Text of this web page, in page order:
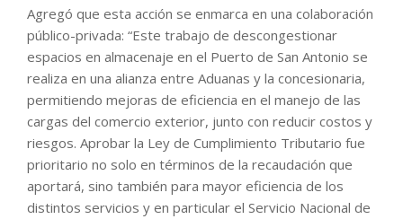
Agregó que esta acción se enmarca en una colaboración
público-privada: “Este trabajo de descongestionar
espacios en almacenaje en el Puerto de San Antonio se
realiza en una alianza entre Aduanas y la concesionaria,
permitiendo mejoras de eficiencia en el manejo de las
cargas del comercio exterior, junto con reducir costos y
riesgos. Aprobar la Ley de Cumplimiento Tributario fue
prioritario no solo en términos de la recaudación que
aportará, sino también para mayor eficiencia de los
distintos servicios y en particular el Servicio Nacional de